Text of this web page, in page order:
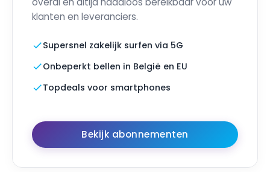
klanten en leveranciers.
Supersnel zakelijk surfen via 5G
Onbeperkt bellen in België en EU
Topdeals voor smartphones
Bekijk abonnementen